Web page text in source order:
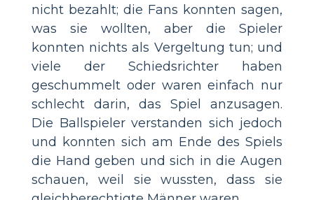
nicht bezahlt; die Fans konnten sagen,
was sie wollten, aber die Spieler
konnten nichts als Vergeltung tun; und
viele der Schiedsrichter haben
geschummelt oder waren einfach nur
schlecht darin, das Spiel anzusagen.
Die Ballspieler verstanden sich jedoch
und konnten sich am Ende des Spiels
die Hand geben und sich in die Augen
schauen, weil sie wussten, dass sie